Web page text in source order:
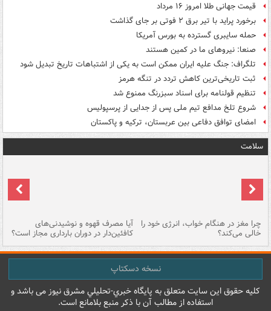
قیمت جهانی طلا امروز ۱۶ مرداد
برخورد پراید با تیر برق ۲ فوتی بر جای گذاشت
حمله سایبری گسترده به بورس آمریکا
صنعا: نیروهای ما در کمین‌ هستند
تلگراف: جنگ علیه ایران ممکن است به یکی از اشتباهات تاریخ تبدیل شود
ثبت تاریخی‌ترین کاهش تردد در تنگه هرمز
تنظیم قولنامه برای اسناد سبزرنگ ممنوع شد
شروع تلخ مدافع تیم ملی پس از جدایی از پرسپولیس
امضای توافق دفاعی بین عربستان، ترکیه و پاکستان
سلامت
چرا مغز در هنگام خواب، انرژی خود را
خالی می‌کند؟
آیا مصرف قهوه و نوشیدنی‌های
کافئین‌دار در دوران بارداری مجاز است؟
نسخه دسکتاپ
کليه حقوق اين سايت متعلق به پایگاه خبري-تحليلي مشرق نيوز می باشد و
استفاده از مطالب آن با ذکر منبع بلامانع است.